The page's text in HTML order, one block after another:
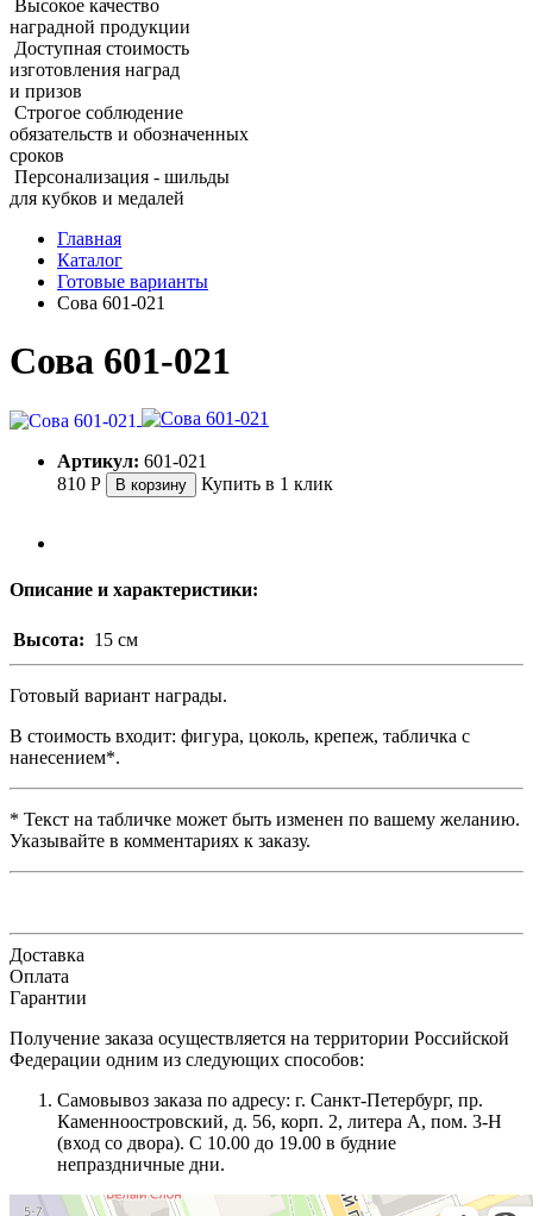
Высокое качество
наградной продукции
Доступная стоимость
изготовления наград
и призов
Строгое соблюдение
обязательств и обозначенных
сроков
Персонализация - шильды
для кубков и медалей
Главная
Каталог
Готовые варианты
Сова 601‑021
Сова 601‑021
Артикул: 601-021
810 Р В корзину Купить в 1 клик
Описание и характеристики:
Высота: 15 см
Готовый вариант награды.
В стоимость входит: фигура, цоколь, крепеж, табличка с
нанесением*.​
* Текст на табличке может быть изменен по вашему желанию.
Указывайте в комментариях к заказу.
Доставка
Оплата
Гарантии
Получение заказа осуществляется на территории Российской
Федерации одним из следующих способов:
Самовывоз заказа по адресу: г. Санкт-Петербург, пр.
Каменноостровский, д. 56, корп. 2, литера А, пом. 3-Н
(вход со двора). С 10.00 до 19.00 в будние
непраздничные дни.